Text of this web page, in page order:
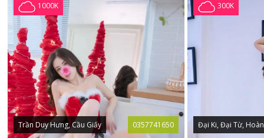
1000K
Trần Duy Hưng, Cầu Giấy 0357741650
300K
Đại Ki, Đại Từ,